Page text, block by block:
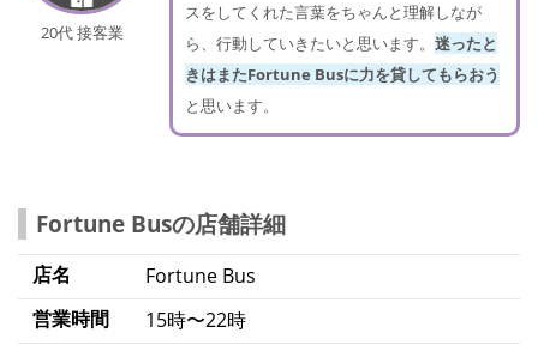
20代 接客業
スをしてくれた言葉をちゃんと理解しなが
ら、行動していきたいと思います。 迷ったと
きはまたFortune Busに力を貸してもらおう
と思います。
Fortune Busの店舗詳細
店名
Fortune Bus
営業時間
15時〜22時